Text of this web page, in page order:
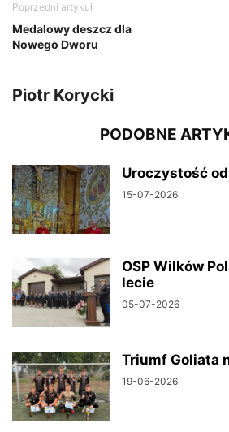
Poprzedni artykuł
Medalowy deszcz dla
Nowego Dworu
Piotr Korycki
PODOBNE
Uroczystość
15-07-2026
OSP Wilków
lecie
05-07-2026
Triumf Goliata
19-06-2026